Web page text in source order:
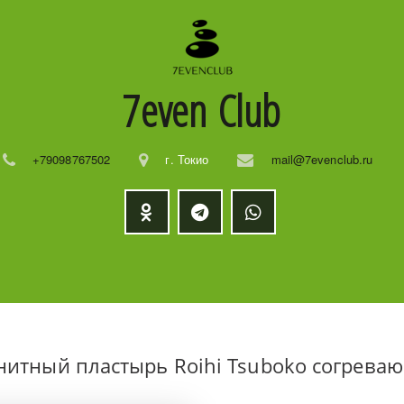
7even Club
+79098767502 г. Токио mail@7evenclub.ru
пластырь Roihi Tsuboko